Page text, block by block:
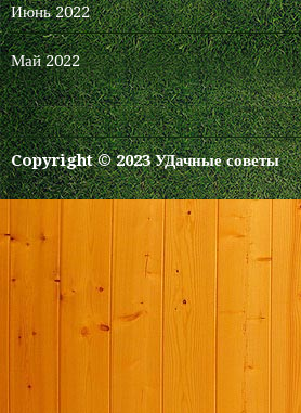
Июнь 2022
Май 2022
Copyright © 2023 УДачные советы